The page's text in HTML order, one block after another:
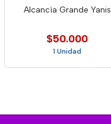
Alcancía Grande Yanis
$50.000
1 Unidad